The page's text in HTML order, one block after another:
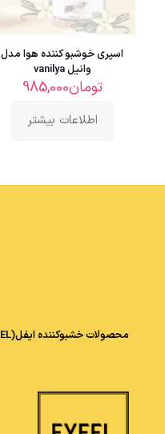
اسپری خوشبو کننده هوا مدل
وانیل vanilya
تومان985,000
اطلاعات بیشتر
محصولات خشبوکننده ایفل(EYFEL)